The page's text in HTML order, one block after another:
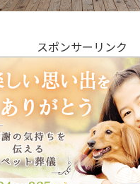
スポンサーリンク